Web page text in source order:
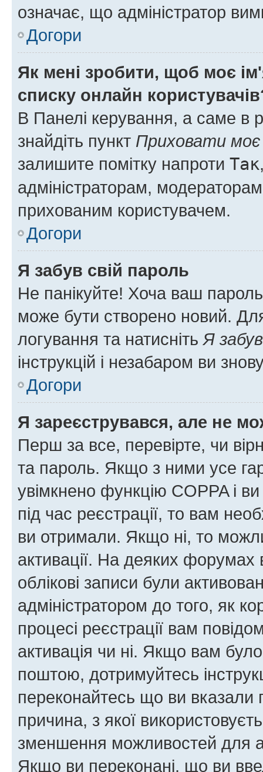
означає, що адміністратор
Догори
Як мені зробити, щоб моє
списку онлайн
В Панелі керування, а саме в
знайдіть пункт Приховати моє
залишите помітку напроти Так
адміністраторам,
прихованим користувачем.
Догори
Я забув свій пароль
Не панікуйте! Хоча ваш
може бути створено новий.
логування та натисніть Я
інструкцій і незабаром ви
Догори
Я зареєструвався, але не
Перш за все, перевірте, чи
та пароль. Якщо з ними усе
увімкнено функцію COPPA і
під час реєстрації, то вам
ви отримали. Якщо ні, то
активації. На деяких форумах
облікові записи були
адміністратором до того, як
процесі реєстрації вам
активація чи ні. Якщо вам
поштою, дотримуйтесь
переконайтесь що ви
причина, з якої
зменшення можливостей для
Якщо ви переконані, що ви